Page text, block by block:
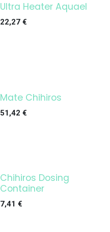
¡OFERTA!
Ultra Heater Aquael
22,27€
¡OFERTA!
Mate Chihiros
51,42 €
¡OFERTA!
Chihiros Dosing
Container
7,41 €